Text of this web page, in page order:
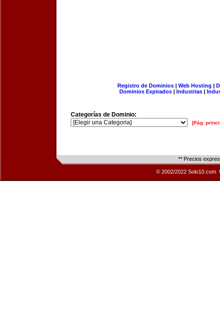
Registro de Dominios| Web Hosting |
Dominios Expirados | Industrias |
Categorías de Dominio:
[Pág.
** Precios
© 2002/2022 Solo10.com